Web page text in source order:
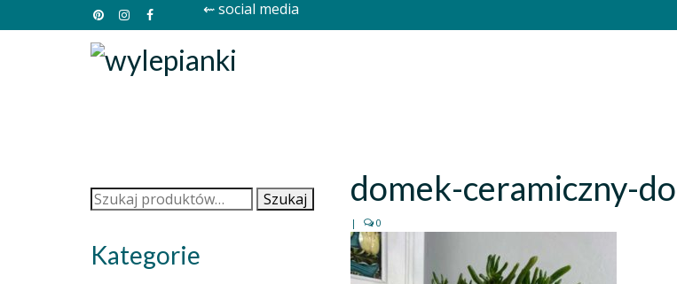
⇜ social media
domek-ceramiczny-
| 0
Szukaj: Szukaj
Kategorie